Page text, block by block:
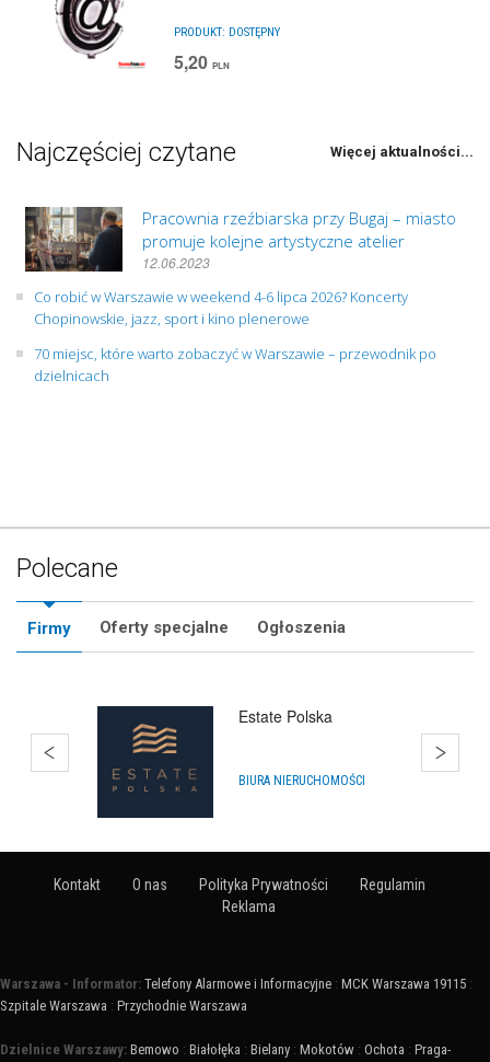
PRODUKT: DOSTĘPNY
5,20 PLN
Najczęściej czytane Więcej aktualności...
Pracownia rzeźbiarska przy Bugaj – miasto
promuje kolejne artystyczne atelier
12.06.2023
Co robić w Warszawie w weekend 4-6 lipca 2026? Koncerty
Chopinowskie, jazz, sport i kino plenerowe
70 miejsc, które warto zobaczyć w Warszawie – przewodnik po
dzielnicach
Polecane
Firmy Oferty specjalne Ogłoszenia
Estate Polska
BIURA NIERUCHOMOŚCI
Kontakt O nas Polityka Prywatności
Regulamin
Reklama
Warszawa - Informator: Telefony Alarmowe i Informacyjne : MCK Warszawa 19115 :
Szpitale Warszawa : Przychodnie Warszawa
Dzielnice Warszawy: Bemowo : Białołęka : Bielany : Mokotów : Ochota : Praga-